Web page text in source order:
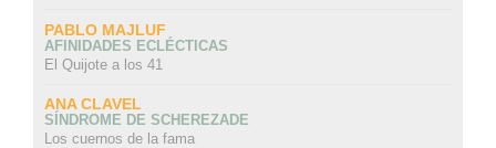
PABLO MAJLUF
AFINIDADES ECLÉCTICAS
El Quijote a los 41
ANA CLAVEL
SÍNDROME DE SCHEREZADE
Los cuernos de la fama